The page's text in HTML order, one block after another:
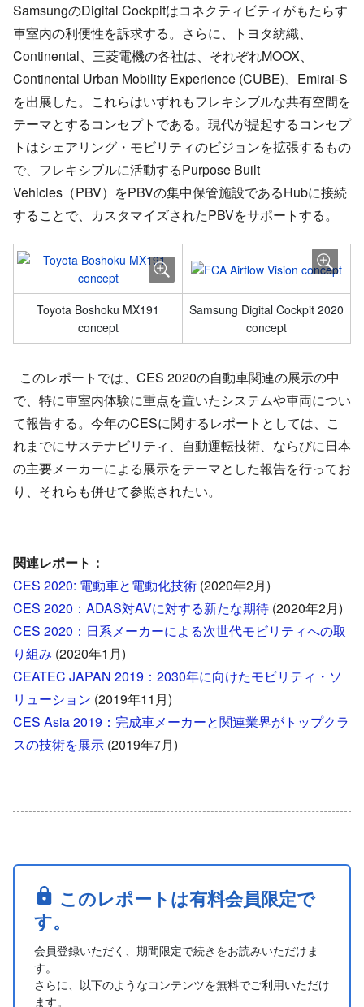
SamsungのDigital Cockpitはコネクティビティがもたらす
車室内の利便性を訴求する。さらに、トヨタ紡織、
Continental、三菱電機の各社は、それぞれMOOX、
Continental Urban Mobility Experience (CUBE)、Emirai-S
を出展した。これらはいずれもフレキシブルな共有空間を
テーマとするコンセプトである。現代が提起するコンセプ
トはシェアリング・モビリティのビジョンを拡張するもの
で、フレキシブルに活動するPurpose Built
Vehicles（PBV）をPBVの集中保管施設であるHubに接続
することで、カスタマイズされたPBVをサポートする。
Toyota Boshoku MX191
concept
Samsung Digital Cockpit 2020
concept
このレポートでは、CES 2020の自動車関連の展示の中
で、特に車室内体験に重点を置いたシステムや車両につい
て報告する。今年のCESに関するレポートとしては、こ
れまでにサステナビリティ、自動運転技術、ならびに日本
の主要メーカーによる展示をテーマとした報告を行ってお
り、それらも併せて参照されたい。
関連レポート：
CES 2020: 電動車と電動化技術 (2020年2月)
CES 2020：ADAS対AVに対する新たな期待 (2020年2月)
CES 2020：日系メーカーによる次世代モビリティへの取
り組み (2020年1月)
CEATEC JAPAN 2019：2030年に向けたモビリティ・ソ
リューション (2019年11月)
CES Asia 2019：完成車メーカーと関連業界がトップクラ
スの技術を展示 (2019年7月)
このレポートは有料会員限定で
す。
会員登録いただく、期間限定で続きをお読みいただけま
す。
さらに、以下のようなコンテンツを無料でご利用いただけ
ます。